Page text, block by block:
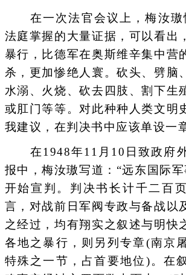
在一次法官会议上，梅汝璈
法庭掌握的大量证据，可以看出
暴行，比德军在奥斯维辛集中营
杀，更加惨绝人寰。砍头、劈脑
水溺、火烧、砍去四肢、割下生
或肛门等等。对此种种人类文明
我建议，在判决书中应该单设一
在1948年11月10日致政府
报中，梅汝璈写道：“远东国际
开始宣判。判决书长计千二百
言，对战前日军阀专政与备战以
之经过，均有翔实之叙述与明快
各地之暴行，则另列专章(南京
特殊之一节，占首要地位)。在